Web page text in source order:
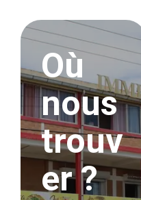
Où
nous
trouv
er ?